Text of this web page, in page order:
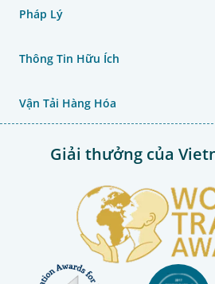
Pháp Lý
Thông Tin Hữu Ích
Vận Tải Hàng Hóa
Giải thưởng của